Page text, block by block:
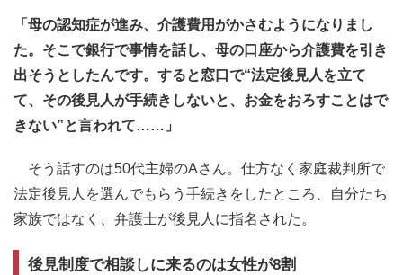
「母の認知症が進み、介護費用がかさむようになりまし
た。そこで銀行で事情を話し、母の口座から介護費を引き
出そうとしたんです。すると窓口で“法定後見人を立て
て、その後見人が手続きしないと、お金をおろすことはで
きない”と言われて……」
そう話すのは50代主婦のAさん。仕方なく家庭裁判所で
法定後見人を選んでもらう手続きをしたところ、自分たち
家族ではなく、弁護士が後見人に指名された。
後見制度で相談しに来るのは女性が8割